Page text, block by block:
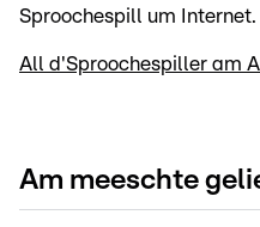
Sproochespill um Internet.
All d'Sproochespiller am
Am meeschte